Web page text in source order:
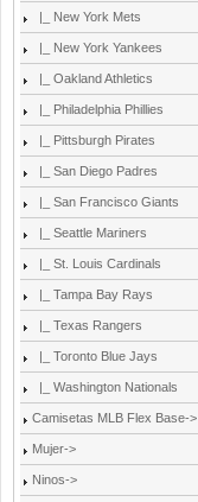
|_ New York Mets
|_ New York Yankees
|_ Oakland Athletics
|_ Philadelphia Phillies
|_ Pittsburgh Pirates
|_ San Diego Padres
|_ San Francisco Giants
|_ Seattle Mariners
|_ St. Louis Cardinals
|_ Tampa Bay Rays
|_ Texas Rangers
|_ Toronto Blue Jays
|_ Washington Nationals
Camisetas MLB Flex Base->
Mujer->
Ninos->